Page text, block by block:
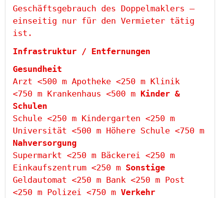
Geschäftsgebrauch des Doppelmaklers –
einseitig nur für den Vermieter tätig
ist.
Infrastruktur / Entfernungen
Gesundheit
Arzt <500 m Apotheke <250 m Klinik
<750 m Krankenhaus <500 m Kinder &
Schulen
Schule <250 m Kindergarten <250 m
Universität <500 m Höhere Schule <750 m
Nahversorgung
Supermarkt <250 m Bäckerei <250 m
Einkaufszentrum <250 m Sonstige
Geldautomat <250 m Bank <250 m Post
<250 m Polizei <750 m Verkehr